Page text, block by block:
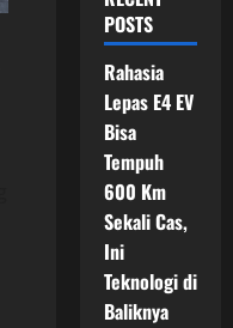
POSTS
Rahasia
Lepas E4 EV
Bisa
Tempuh
600 Km
Sekali Cas,
Ini
Teknologi di
Baliknya